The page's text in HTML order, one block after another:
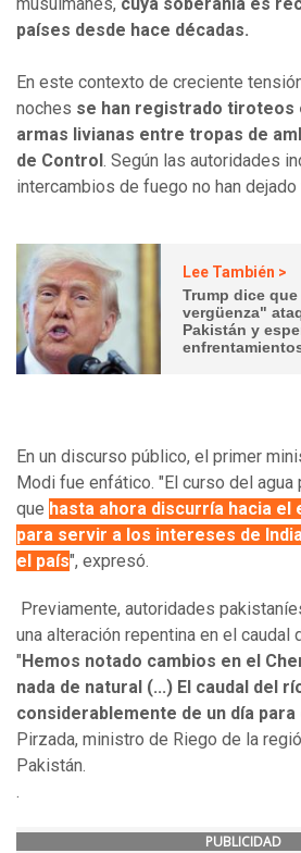
países desde hace décadas.
En este contexto de creciente
noches se han registrado tiroteos
armas livianas entre tropas de
de Control. Según las autoridades
intercambios de fuego no han
Lee También >
Trump dice
vergüenza"
Pakistán y
En un discurso público, el primer
Modi fue enfático. "El curso del
que hasta ahora discurría hacia
para servir a los intereses de
el país", expresó.
Previamente, autoridades
una alteración repentina en el caudal
"Hemos notado cambios en el
nada de natural (...) El caudal del
considerablemente de un día
Pirzada, ministro de Riego de la
Pakistán.
.
PUBLICIDAD